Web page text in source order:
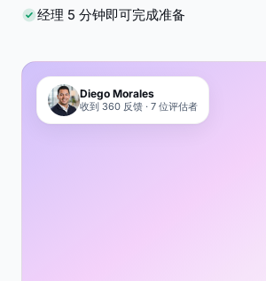
经理 5 分钟即可完成准备
Diego Morales
收到 360 反馈 · 7 位评估者